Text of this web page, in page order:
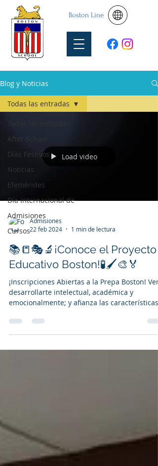
Boston Line
Blog y Noticias
Todas las entradas
After School
Días Festivos
Noticias
Efemérides
Día Internacional de
Admisiones
Cursos
Todas las entradas
Load video
Admisiones
22 feb 2024
1 min de lectura
📚📒🎭🔬¡Conoce el Proyecto
Educativo Boston!🧪🖌️🎨🏅
¡Inscripciones Abiertas a la Prepa Boston! Ven
desarrollarte intelectual, académica y
emocionalmente; y afianza las características